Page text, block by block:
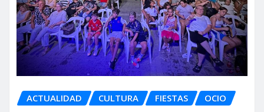
ACTUALIDAD CULTURA FIESTAS OCIO